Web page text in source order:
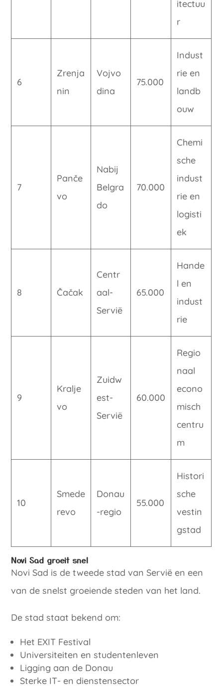
itectuu
r
6
Zrenja
nin
Vojvo
dina
75.000
Indust
rie en
landb
ouw
7
Panče
vo
Nabij
Belgra
do
70.000
Chemi
sche
indust
rie en
logisti
ek
8 Čačak
Centr
aal-
Servië
65.000
Hande
l en
indust
rie
9
Kralje
vo
Zuidw
est-
Servië
60.000
Regio
naal
econo
misch
centru
m
10
Smede
revo
Donau
-regio
55.000
Histori
sche
vestin
gstad
Novi Sad groeit snel
Novi Sad is de tweede stad van Servië en een
van de snelst groeiende steden van het land.
De stad staat bekend om:
Het EXIT Festival
Universiteiten en studentenleven
Ligging aan de Donau
Sterke IT- en dienstensector